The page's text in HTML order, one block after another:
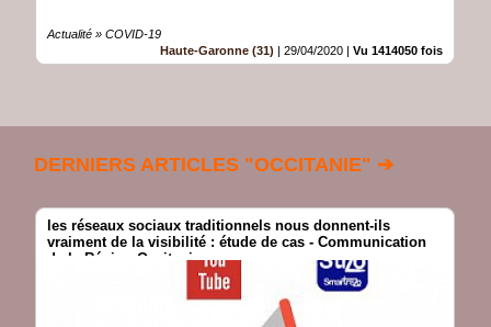
Actualité » COVID-19
Haute-Garonne (31) | 29/04/2020 | Vu 1414050 fois
DERNIERS ARTICLES "OCCITANIE" ➔
les réseaux sociaux traditionnels nous donnent-ils
vraiment de la visibilité : étude de cas - Communication
de la Région Occitanie